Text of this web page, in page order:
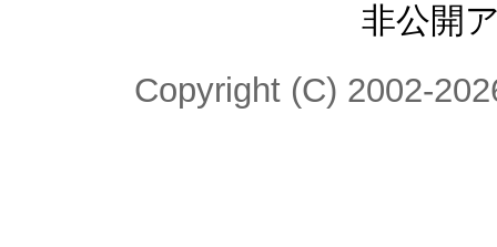
非公開
Copyright (C) 2002-